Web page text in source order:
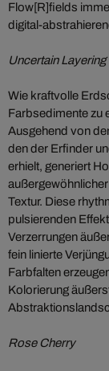
Flow[R]fields
digital-
Uncertain Layering
Wie kraftvolle
Farbsedimente zu
Ausgehend von
den der Erfinder
erhielt, generiert
Textur. Diese
pulsierenden
Verzerrungen
fein linierte
Farbfalten
Kolorierung
Rose Cherry